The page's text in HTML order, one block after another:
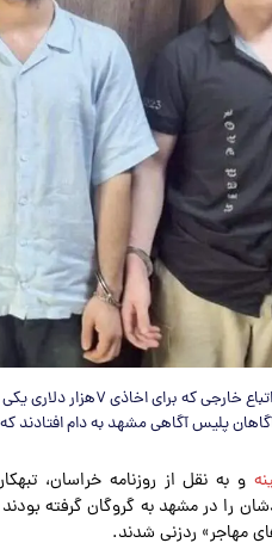
تبهکاران مخوف
مهاجر» ردزنی شدند.